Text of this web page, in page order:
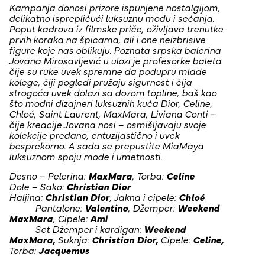
Kampanja donosi prizore ispunjene nostalgijom,
delikatno ispreplićući luksuznu modu i sećanja.
Poput kadrova iz filmske priče, oživljava trenutke
prvih koraka na špicama, ali i one neizbrisive
figure koje nas oblikuju. Poznata srpska balerina
Jovana Mirosavljević u ulozi je profesorke baleta
čije su ruke uvek spremne da podupru mlade
kolege, čiji pogledi pružaju sigurnost i čija
strogoća uvek dolazi sa dozom topline, baš kao
što modni dizajneri luksuznih kuća Dior, Celine,
Chloé, Saint Laurent, MaxMara, Liviana Conti –
čije kreacije Jovana nosi – osmišljavaju svoje
kolekcije predano, entuzijastično i uvek
besprekorno. A sada se prepustite MiaMaya
luksuznom spoju mode i umetnosti.
Desno – Pelerina: MaxMara, Torba: Celine
Dole – Sako: Christian Dior
Haljina: Christian Dior, Jakna i cipele: Chloé
Pantalone: Valentino, Džemper: Weekend
MaxMara, Cipele:Ami
Set Džemper i kardigan: Weekend
MaxMara, Suknja: Christian Dior, Cipele: Celine,
Torba:Jacquemus